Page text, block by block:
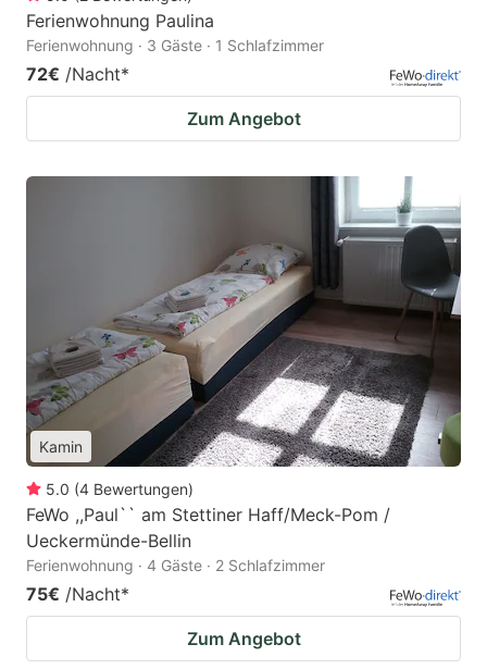
Ferienwohnung Paulina
Ferienwohnung · 3 Gäste · 1 Schlafzimmer
72€ /Nacht*
Zum Angebot
Kamin
5.0 (4 Bewertungen)
FeWo ,,Paul`` am Stettiner Haff/Meck-Pom /
Ueckermünde-Bellin
Ferienwohnung · 4 Gäste · 2 Schlafzimmer
75€ /Nacht*
Zum Angebot